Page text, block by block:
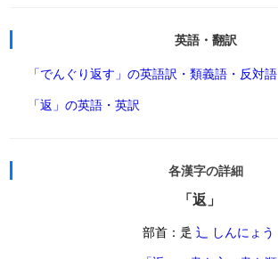
英語・翻訳
「でんぐり返す」の英語訳・類義語・反対語
「返」の英語・英訳
各漢字の詳細
「返」
部首：辵 辶 しんにょう